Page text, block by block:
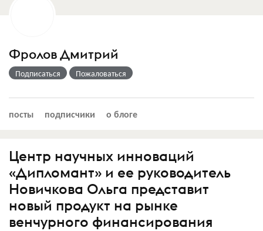
Фролов Дмитрий
Подписаться Пожаловаться
посты подписчики о блоге
Центр научных инноваций
«Дипломант» и ее руководитель
Новичкова Ольга представит
новый продукт на рынке
венчурного финансирования